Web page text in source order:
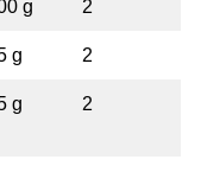
g 2
g 2
g 2